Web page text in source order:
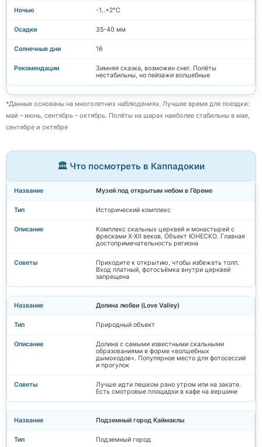
-1..+2°C
35-40 мм
16
Зимняя сказка, возможен снег. Полёты
нестабильны, но пейзажи волшебные
*Данные основаны на многолетних наблюдениях. Лучшее время для поездки:
май – июнь, сентябрь – октябрь. Полёты на шарах наиболее стабильны в мае,
сентябре и октябре
🏛️ Что посмотреть в Каппадокии
Музей под открытым небом в Гёреме
Исторический комплекс
Комплекс скальных церквей и монастырей с
фресками X-XII веков. Объект ЮНЕСКО. Главная
достопримечательность региона
Приходите к открытию, чтобы избежать толп.
Вход платный, фотосъёмка внутри церквей
запрещена
Долина любви (Love Valley)
Природный объект
Долина с самыми известными скальными
образованиями в форме «волшебных
дымоходов». Популярное место для фотосессий
и прогулок
Лучше идти пешком рано утром или на закате.
Есть смотровые площадки в кафе на вершине
Подземный город Каймаклы
Подземный город